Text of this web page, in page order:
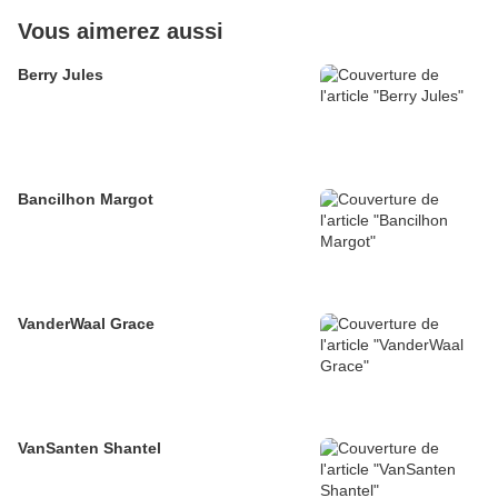
Vous aimerez aussi
Berry Jules
Bancilhon Margot
VanderWaal Grace
VanSanten Shantel